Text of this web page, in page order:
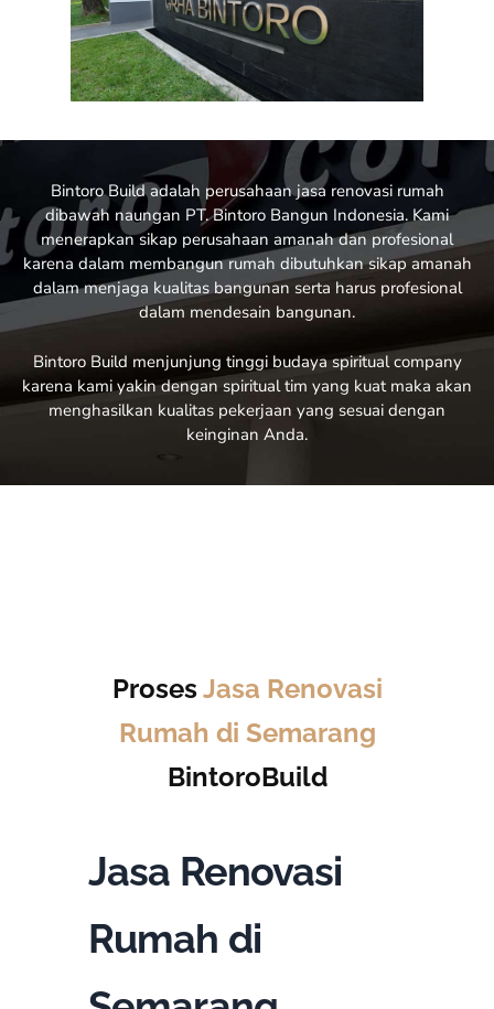
Bintoro Buildadalah perusahaan jasa renovasi rumah
dibawah naungan PT. Bintoro Bangun Indonesia. Kami
menerapkan sikap perusahaan amanah dan profesional
karena dalam membangun rumah dibutuhkan sikap amanah
dalam menjaga kualitas bangunan serta harus profesional
dalam mendesain bangunan.
Bintoro Build menjunjung tinggi budaya spiritual company
karena kami yakin dengan spiritual tim yang kuat maka akan
menghasilkan kualitas pekerjaan yang sesuai dengan
keinginan Anda.
Proses Jasa Renovasi
Rumah di Semarang
BintoroBuild
Jasa Renovasi
Rumah di